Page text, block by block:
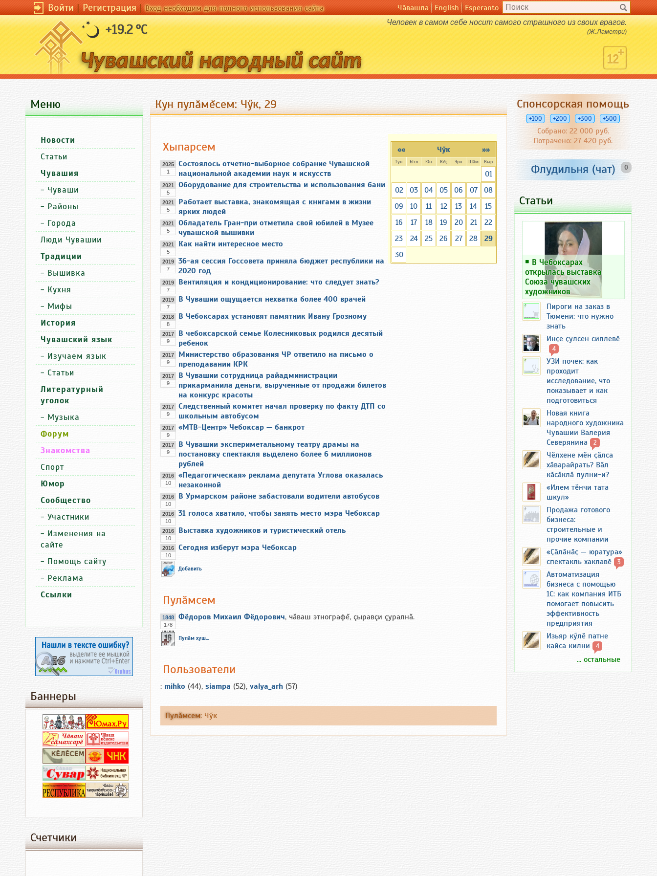
Войти|Регистрация|Вход необходим для полного использования сайта Чӑвашла English Esperanto
+19.2 °C Человек в самом себе носит самого страшного из своих врагов.
(Ж.Ламетри)
Кун пулăмĕсем: Чӳк, 29
»»
«« Чӳк
Тун Ытл Юн Кĕç Эрн Шăм Выр
01
02
03 04 05 06 07
08
09
10 11 12 13 14
15
16
17 18 19 20 21
22
23
24 25 26 27 28
29
30
Хыпарсем
2025
1
Состоялось отчетно-выборное собрание Чувашской
национальной академии наук и искусств
2021
5
Оборудование для строительства и использования бани
2021
5
Работает выставка, знакомящая с книгами в жизни
ярких людей
2021
5
Обладатель Гран-при отметила свой юбилей в Музее
чувашской вышивки
2021
5
Как найти интересное место
2019
7
36-ая сессия Госсовета приняла бюджет республики на
2020 год
2019
7
Вентиляция и кондиционирование: что следует знать?
2019
7
В Чувашии ощущается нехватка более 400 врачей
2018
8
В Чебоксарах установят памятник Ивану Грозному
2017
9
В чебоксарской семье Колесниковых родился десятый
ребенок
2017
9
Министерство образования ЧР ответило на письмо о
преподавании КРК
2017
9
В Чувашии сотрудница райадминистрации
прикарманила деньги, вырученные от продажи билетов
на конкурс красоты
2017
9
Следственный комитет начал проверку по факту ДТП со
школьным автобусом
2017
9
«МТВ-Центр» Чебоксар — банкрот
2017
9
В Чувашии экспериметальному театру драмы на
постановку спектакля выделено более 6 миллионов
рублей
2016
10
«Педагогическая» реклама депутата Углова оказалась
незаконной
2016
10
В Урмарском районе забастовали водители автобусов
2016
10
31 голоса хватило, чтобы занять место мэра Чебоксар
2016
10
Выставка художников и туристический отель
2016
10
Сегодня изберут мэра Чебоксар
Добавить
Пулăмсем
1848
178
Фёдоров Михаил Фёдорович, чăваш этнографĕ, çыравçи çуралнă.
Пулăм хуш...
Пользователи
: mihko (44), siampa (52), valya_arh (57)
Пулăмсем: Чӳк
Меню
Новости
Статьи
Чувашия
- Чуваши
- Районы
- Города
Люди Чувашии
Традиции
- Вышивка
- Кухня
- Мифы
История
Чувашский язык
- Изучаем язык
- Статьи
Литературный
уголок
- Музыка
Форум
Знакомства
Спорт
Юмор
Сообщество
- Участники
- Изменения на
сайте
- Помощь сайту
- Реклама
Ссылки
Баннеры
Счетчики
Спонсорская помощь
+100 +200 +300 +500
Собрано: 22 000 руб.
Потрачено: 27 420 руб.
0
Флудильня (чат)
Статьи
￭ В Чебоксарах
открылась выставка
Союза чувашских
художников
Пироги на заказ в
Тюмени: что нужно
знать
Инҫе ҫулсен сиплевӗ
4
УЗИ почек: как
проходит
исследование, что
показывает и как
подготовиться
Новая книга
народного художника
Чувашии Валерия
Северянина
2
Чӗлхене мӗн ҫӑлса
хӑварайрать? Вӑл
кӑсӑклӑ пулни-и?
«Илем тӗнчи тата
шкул»
Продажа готового
бизнеса:
строительные и
прочие компании
«Ҫӑлӑнӑҫ — юратура»
спектакль хаклавӗ
3
Автоматизация
бизнеса с помощью
1С: как компания ИТБ
помогает повысить
эффективность
предприятия
Изьяр кӳлӗ патне
кайса килни
4
... остальные